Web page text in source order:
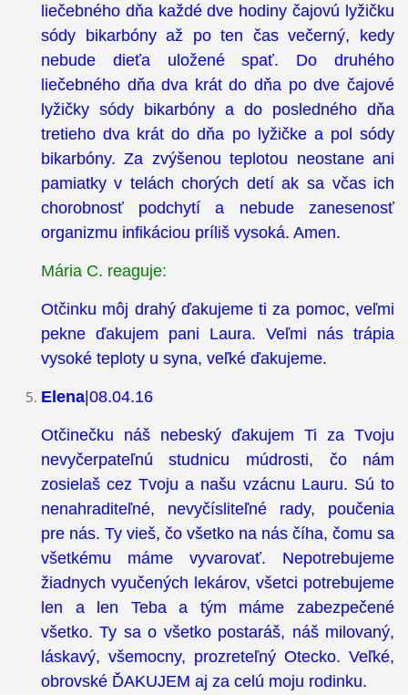
liečebného dňa každé dve hodiny čajovú lyžičku
sódy bikarbóny až po ten čas večerný, kedy
nebude dieťa uložené spať. Do druhého
liečebného dňa dva krát do dňa po dve čajové
lyžičky sódy bikarbóny a do posledného dňa
tretieho dva krát do dňa po lyžičke a pol sódy
bikarbóny. Za zvýšenou teplotou neostane ani
pamiatky v telách chorých detí ak sa včas ich
chorobnosť podchytí a nebude zanesenosť
organizmu infikáciou príliš vysoká. Amen.
Mária C. reaguje:
Otčinku môj drahý ďakujeme ti za pomoc, veľmi
pekne ďakujem pani Laura. Veľmi nás trápia
vysoké teploty u syna, veľké ďakujeme.
Elena|08.04.16
Otčinečku náš nebeský ďakujem Ti za Tvoju
nevyčerpateľnú studnicu múdrosti, čo nám
zosielaš cez Tvoju a našu vzácnu Lauru. Sú to
nenahraditeľné, nevyčísliteľné rady, poučenia
pre nás. Ty vieš, čo všetko na nás číha, čomu sa
všetkému máme vyvarovať. Nepotrebujeme
žiadnych vyučených lekárov, všetci potrebujeme
len a len Teba a tým máme zabezpečené
všetko. Ty sa o všetko postaráš, náš milovaný,
láskavý, všemocny, prozreteľný Otecko. Veľké,
obrovské ĎAKUJEM aj za celú moju rodinku.